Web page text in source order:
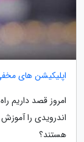
اپلیکیشن های
امروز قصد داریم
اندرویدی را
هستند؟